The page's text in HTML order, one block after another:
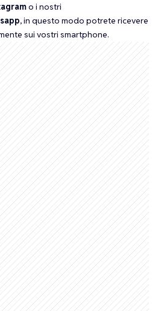
o i nostri
, in questo modo potrete ricevere
sui vostri smartphone.